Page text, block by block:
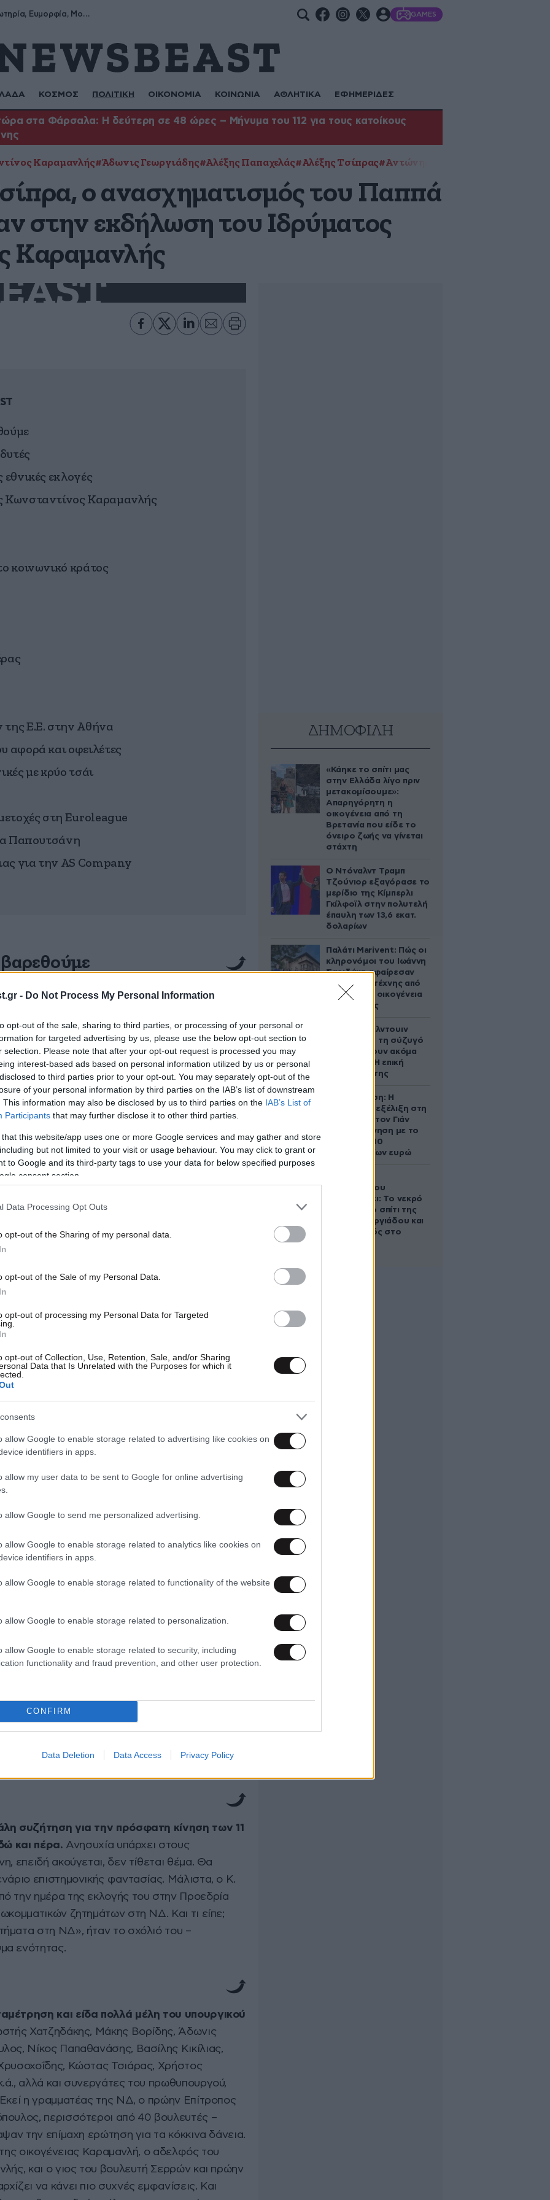
- Do Not Process My Personal Information
opt-out of the sale, sharing to third parties, or processing of your personal or
for targeted advertising by us, please use the below opt-out section to
selection. Please note that after your opt-out request is processed you may
interest-based ads based on personal information utilized by us or personal
to third parties prior to your opt-out. You may separately opt-out of the
of your personal information by third parties on the IAB’s list of downstream
This information may also be disclosed by us to third parties on the IAB’s List of
Participants that may further disclose it to other third parties.
that this website/app uses one or more Google services and may gather and store
but not limited to your visit or usage behaviour. You may click to grant or
to Google and its third-party tags to use your data for below specified purposes
consent section.
Data Processing Opt Outs
opt-out of the Sharing of my personal data.
opt-out of the Sale of my Personal Data.
opt-out of processing my Personal Data for Targeted
opt-out of Collection, Use, Retention, Sale, and/or Sharing
Data that Is Unrelated with the Purposes for which it
allow Google to enable storage related to advertising like cookies on
identifiers in apps.
allow my user data to be sent to Google for online advertising
allow Google to send me personalized advertising.
allow Google to enable storage related to analytics like cookies on
identifiers in apps.
allow Google to enable storage related to functionality of the website
allow Google to enable storage related to personalization.
allow Google to enable storage related to security, including
functionality and fraud prevention, and other user protection.
CONFIRM
Data Deletion Data Access Privacy Policy
Σωτήρης, Σωτηρία, Ευμορφία, Μορφούλα GAMES
ΚΟΣΜΟΣ ΠΟΛΙΤΙΚΗ ΟΙΚΟΝΟΜΙΑ ΚΟΙΝΩΝΙΑ ΑΘΛΗΤΙΚΑ ΕΦΗΜΕΡΙΔΕΣ
στα Φάρσαλα: Η δεύτερη σε 48 ώρες – Μήνυμα του 112 για τους κατοίκους
Καραμανλής#Άδωνις Γεωργιάδης#Αλέξης Παπαχελάς#Αλέξης Τσίπρας#Αντώνης Σαμαράς
ο ανασχηματισμός του Παππά
στην εκδήλωση του Ιδρύματος
Καραμανλής
εκλογές
Κωνσταντίνος Καραμανλής
κοινωνικό κράτος
της Ε.Ε. στην Αθήνα
αφορά και οφειλέτες
με κρύο τσάι
στη Euroleague
Παπουτσάνη
για την AS Company
σύναξη όλης της ΝΔ σε βιβλίο για τον
μιλήσει ο Κυριάκος Μητσοτάκης, που είναι
από την ίδρυση του κόμματος έξω από την
στον ΣΥΡΙΖΑ όλοι κινούνται γύρω από την
τα μηνύματα που έστειλε, ενώ στο ΠΑΣΟΚ
σταυρούς. Θα ξεκινήσω όμως από τις
επενδυτές
της Τζόρτζια Μελόνι και του
αυτό που ξέρω από τις ΗΠΑ είναι ότι ο
προ ημερών μαζί με την ιταλίδα
Ο Κυριάκος Μητσοτάκης χθες
τους παρουσίασε την πορεία της
σχέδια της κυβέρνησης. Εκεί, στη
επενδυτές, εκπροσώπους εταιρειών
οργανισμών και τραπεζών. Και αυτό που
για επενδύσεις στην Ελλάδα, αλλά αυτό που
το είπαν οι πιο μυημένοι είναι κατά πόσο
σταθερότητα, αλλά δημοσιονομική
Στους πόρους του Ταμείου
στους τομείς της εκπαίδευσης και
στις εθνικές εκλογές
πέρασε στα ψιλά των ΜΜΕ, αλλά μου το
, είναι η αναφορά του Κυριάκου Μητσοτάκη προς
της επιστολικής ψήφου και στις βουλευτικές
σύντομα νομοθετική ρύθμιση.
Κωνσταντίνος
Έβερτ στο Γκάζι για τη βράβευση
αμφιθέατρο της Εθνικής Πινακοθήκης σε
Καραμανλής για την παρουσίαση του
δημιουργία» (εκδόσεις Ευρασία). Ομιλητές
Τασούλας, και οι καθηγητές,
Χατζηβασιλείου και Μαρία Μενδρινού, ενώ
Αλέξης Παπαχελάς. Εκεί ήταν και οι
του ιδρυτή της ΝΔ, Κώστας Καραμανλής, και
Πρόεδρος της Δημοκρατίας, Προκόπης
συζήτηση για την πρόσφατη κίνηση των 11
και πέρα. Ανησυχία υπάρχει στους
επειδή ακούγεται, δεν τίθεται θέμα. Θα
επιστημονικής φαντασίας. Μάλιστα, ο Κ.
την ημέρα της εκλογής του στην Προεδρία
ζητημάτων στη ΝΔ. Και τι είπε;
στη ΝΔ», ήταν το σχόλιό του –
ενότητας.
και είδα πολλά μέλη του υπουργικού
Χατζηδάκης, Μάκης Βορίδης, Άδωνις
Νίκος Παπαθανάσης, Βασίλης Κικίλιας,
Κώστας Τσιάρας, Χρήστος
αλλά και συνεργάτες του πρωθυπουργού,
η γραμματέας της ΝΔ, ο πρώην Επίτροπος
περισσότεροι από 40 βουλευτές –
την επίμαχη ερώτηση για τα κόκκινα δάνεια.
της οικογένειας Καραμανλή, ο αδελφός του
και ο γιος του βουλευτή Σερρών και πρώην
να κάνει πιο συχνές εμφανίσεις. Και
ΔΗΜΟΦΙΛΗ
«Κάηκε το σπίτι μας
στην Ελλάδα λίγο πριν
μετακομίσουμε»:
Απαρηγόρητη η
οικογένεια από τη
Βρετανία που είδε το
όνειρο ζωής να γίνεται
στάχτη
Ο Ντόναλντ Τραμπ
Τζούνιορ εξαγόρασε το
μερίδιο της Κίμπερλι
Γκίλφοϊλ στην πολυτελή
έπαυλη των 13,6 εκατ.
δολαρίων
Παλάτι Marivent: Πώς οι
κληρονόμοι του Ιωάννη
Σαριδάκη αφαίρεσαν
1.300 έργα τέχνης από
τη βασιλική οικογένεια
της Ισπανίας
Ο Άλεκ Μπάλντουιν
ζήτησε από τη σύζυγό
του να κάνουν ακόμα
ένα παιδί – Η επική
αντίδρασή της
Αθηνά Ωνάση: Η
απρόσμενη εξέλιξη στη
διαμάχη με τον Γιάν
Τοπς – Η κίνηση με το
άλογο των 10
εκατομμυρίων ευρώ
Τζώρτζογλου
αποκαλύπτει: Το νεκρό
έμβρυο στο σπίτι της
Μαρίας Γεωργιάδου και
ο εγκλεισμός στο